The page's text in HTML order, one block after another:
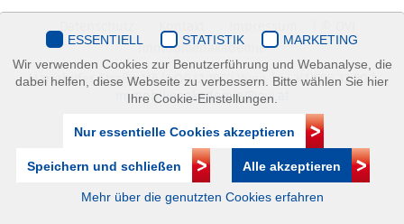
Immobilienakademie
Mariahilfer Straße 116/2.OG/2 1070 Wien | +43(1)505 32 50 |
immobilienakademie@ovi.at
ESSENTIELL STATISTIK
MARKETING
Wir verwenden Cookies zur Benutzerführung und Webanalyse, die
dabei helfen, diese Webseite zu verbessern. Bitte wählen Sie hier
Ihre Cookie-Einstellungen.
Nur essentielle Cookies akzeptieren
Speichern und schließen Alle akzeptieren
Mehr über die genutzten Cookies erfahren